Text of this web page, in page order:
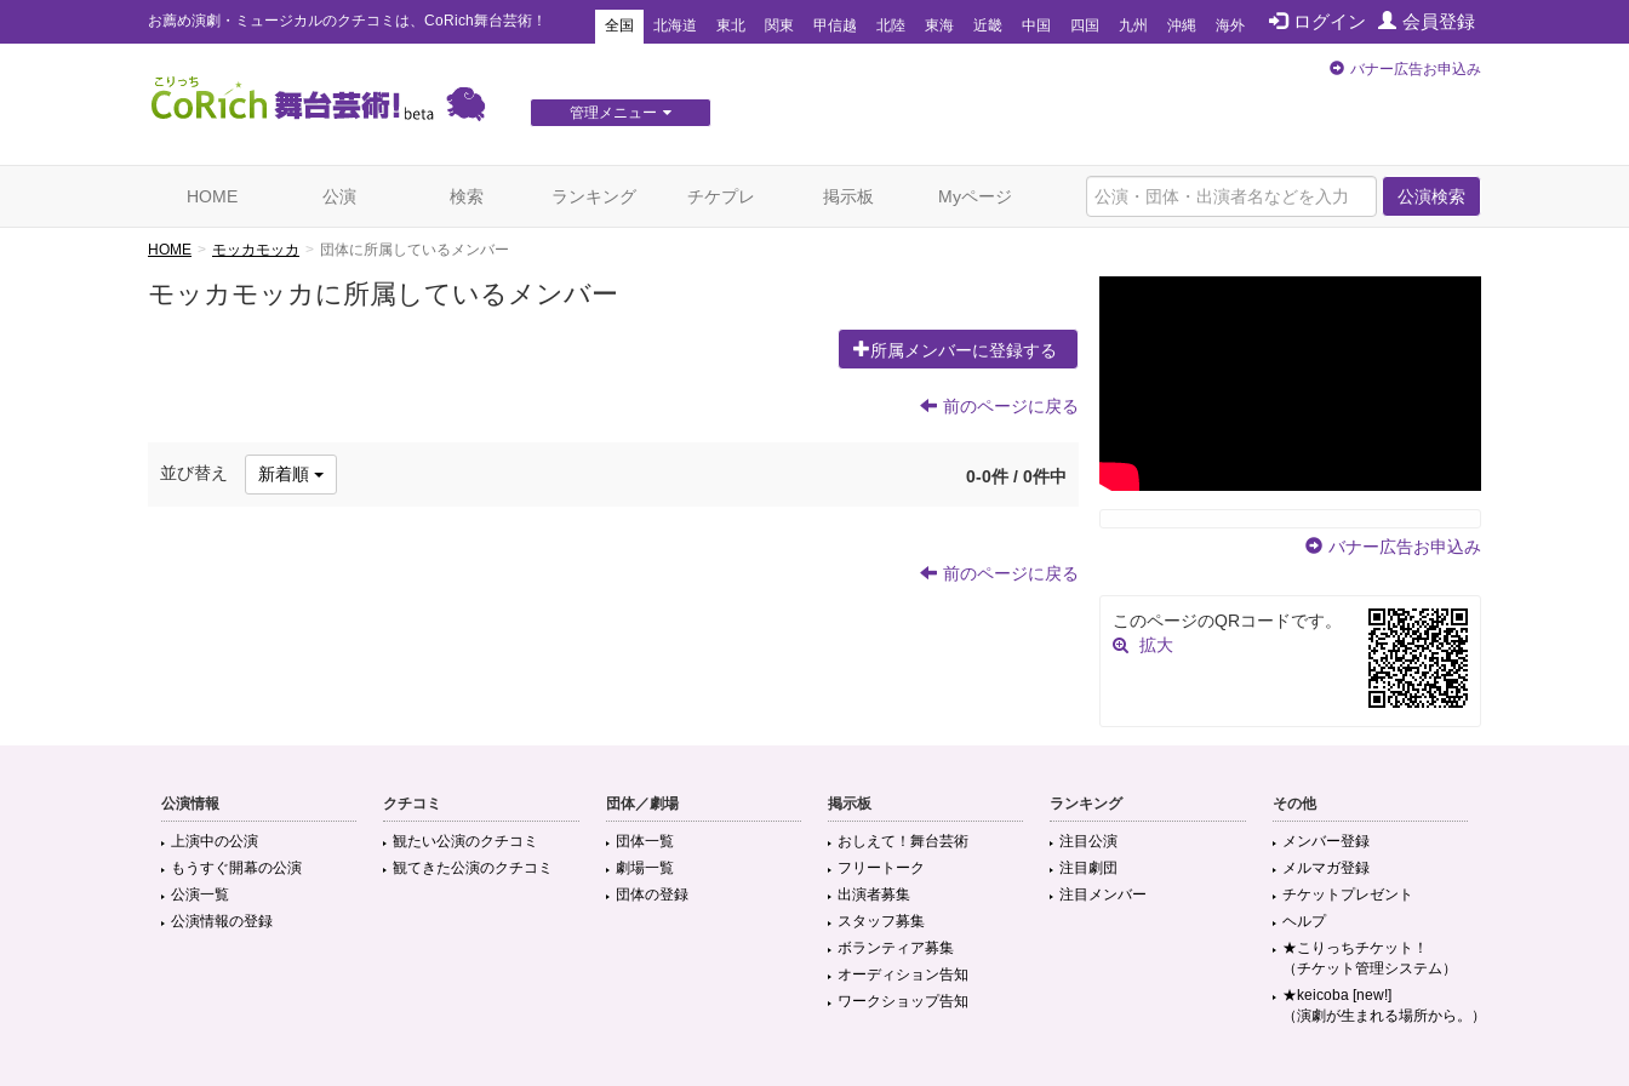
お薦め演劇・ミュージカルのクチコミは、CoRich舞台芸術！ ログイン 会員登録
全国 北海道 東北 関東 甲信越 北陸 東海 近畿 中国 四国 九州 沖縄 海外
管理メニュー
バナー広告お申込み
公演検索
HOME 公演 検索 ランキング チケプレ 掲示板 Myページ
HOME モッカモッカ 団体に所属しているメンバー
モッカモッカに所属しているメンバー
所属メンバーに登録する
前のページに戻る
並び替え 新着順 0-0件 / 0件中
前のページに戻る
バナー広告お申込み
このページのQRコードです。
拡大
公演情報
上演中の公演
もうすぐ開幕の公演
公演一覧
公演情報の登録
クチコミ
観たい公演のクチコミ
観てきた公演のクチコミ
団体／劇場
団体一覧
劇場一覧
団体の登録
掲示板
おしえて！舞台芸術
フリートーク
出演者募集
スタッフ募集
ボランティア募集
オーディション告知
ワークショップ告知
ランキング
注目公演
注目劇団
注目メンバー
その他
メンバー登録
メルマガ登録
チケットプレゼント
ヘルプ
★こりっちチケット！
（チケット管理システム）
★keicoba [new!]
（演劇が生まれる場所から。）